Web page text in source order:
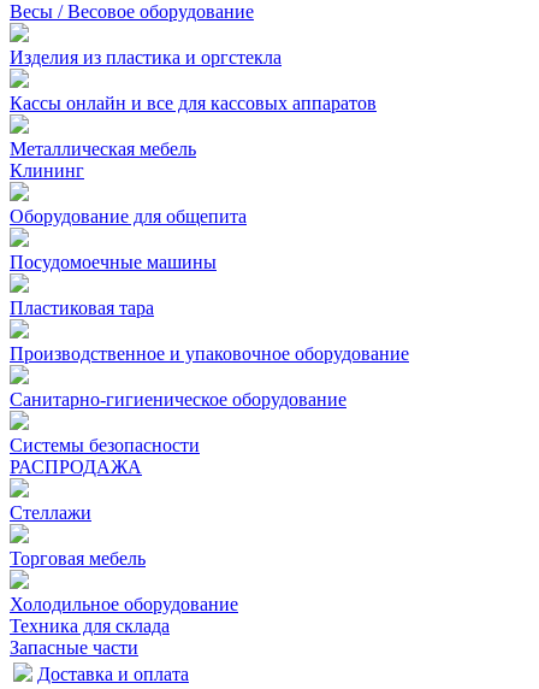
Весы / Весовое оборудование
Изделия из пластика и оргстекла
Кассы онлайн и все для кассовых аппаратов
Металлическая мебель
Клининг
Оборудование для общепита
Посудомоечные машины
Пластиковая тара
Производственное и упаковочное оборудование
Санитарно-гигиеническое оборудование
Системы безопасности
РАСПРОДАЖА
Стеллажи
Торговая мебель
Холодильное оборудование
Техника для склада
Запасные части
Доставка и оплата